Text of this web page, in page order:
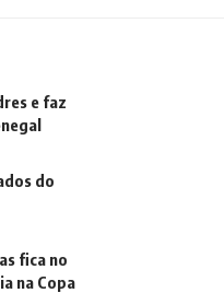
e faz
do
fica no
na Copa